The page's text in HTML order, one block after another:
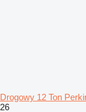
Drogowy 12 Ton
26